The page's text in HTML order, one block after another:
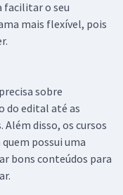
facilitar o seu
mais flexível, pois
sobre
do edital até as
disso, os cursos
possui uma
bons conteúdos para